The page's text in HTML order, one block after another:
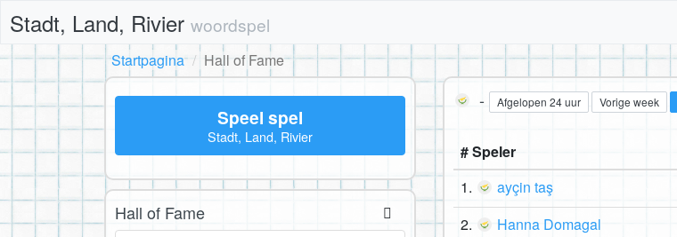
Stadt, Land, Rivier woordspel
Startpagina
Hall of Fame
- Afgelopen 24 uur Vorige week
# Speler
1.
ayçin taş
2. Hanna Domagal
Speel spel
Stadt, Land, Rivier
Hall of Fame